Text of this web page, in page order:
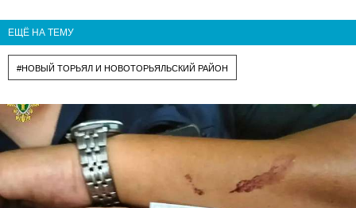
ЕЩЁ НА ТЕМУ
#НОВЫЙ ТОРЬЯЛ И НОВОТОРЬЯЛЬСКИЙ РАЙОН